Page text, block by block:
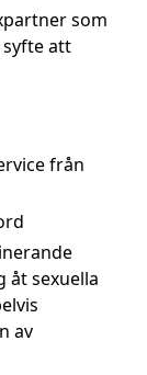
som
syfte att
från
åt sexuella
av